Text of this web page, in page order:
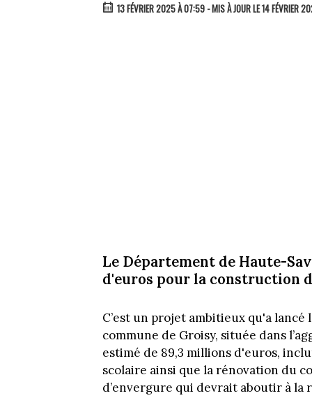
13 FÉVRIER 2025 À 07:59 - MIS À JOUR LE 14 FÉVRIER
Le Département de Haute-
d'euros pour la construction
C’est un projet ambitieux qu'a
commune de Groisy, située dans
estimé de 89,3 millions d'euros,
scolaire ainsi que la rénovation du
d’envergure qui devrait aboutir à la